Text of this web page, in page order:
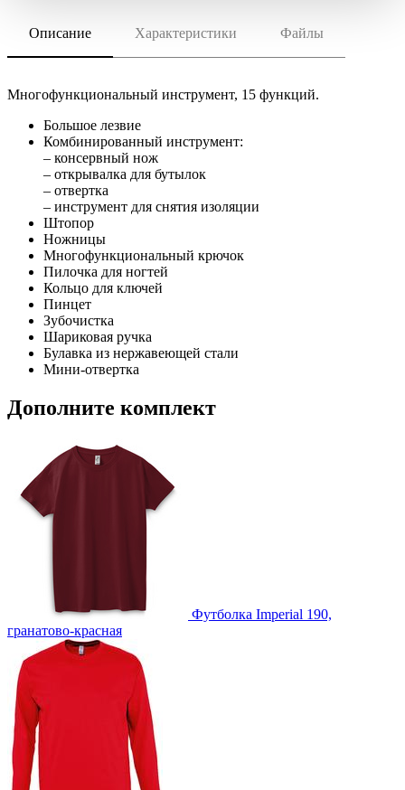
Описание
Многофункциональный инструмент, 15 функций.
Большое лезвие
Комбинированный инструмент:
– консервный нож
– открывалка для бутылок
– отвертка
– инструмент для снятия изоляции
Штопор
Ножницы
Многофункциональный крючок
Пилочка для ногтей
Кольцо для ключей
Пинцет
Зубочистка
Шариковая ручка
Булавка из нержавеющей стали
Мини-отвертка
Характеристики
РАЗМЕР ТОВАРА
ВИДЫ НАНЕСЕНИЯ
A4 -Тампопечать (5 цветов)
Файлы
скачать (pdf)
Инструкция по сохранению pdf из Adobe Illustrator
Дополните комплект
Футболка Imperial 190,
гранатово-красная